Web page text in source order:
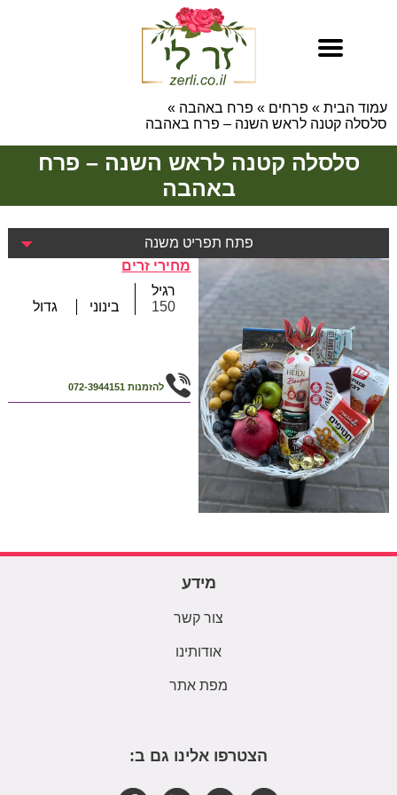
עמוד הבית » פרחים » פרח באהבה »
סלסלה קטנה לראש השנה – פרח באהבה
סלסלה קטנה לראש השנה – פרח
באהבה
פתח תפריט משנה
מחירי זרים
רגיל
150
בינוני גדול
להזמנות 072-3944151
מידע
צור קשר
אודותינו
מפת אתר
הצטרפו אלינו גם ב: